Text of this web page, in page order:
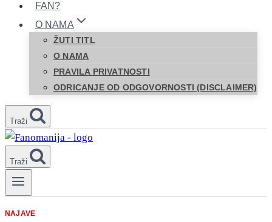
FAN?
O NAMA
ŽUTI TITL
O NAMA
PRAVILA PRIVATNOSTI
ODRICANJE OD ODGOVORNOSTI (DISCLAIMER)
Traži
Traži
NAJAVE